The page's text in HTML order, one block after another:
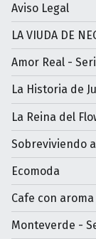
Aviso Legal
LA VIUDA DE
Amor Real -
La Historia de
La Reina del
Sobreviviendo
Ecomoda
Cafe con
Monteverde -